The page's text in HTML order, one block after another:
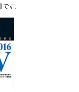
す。